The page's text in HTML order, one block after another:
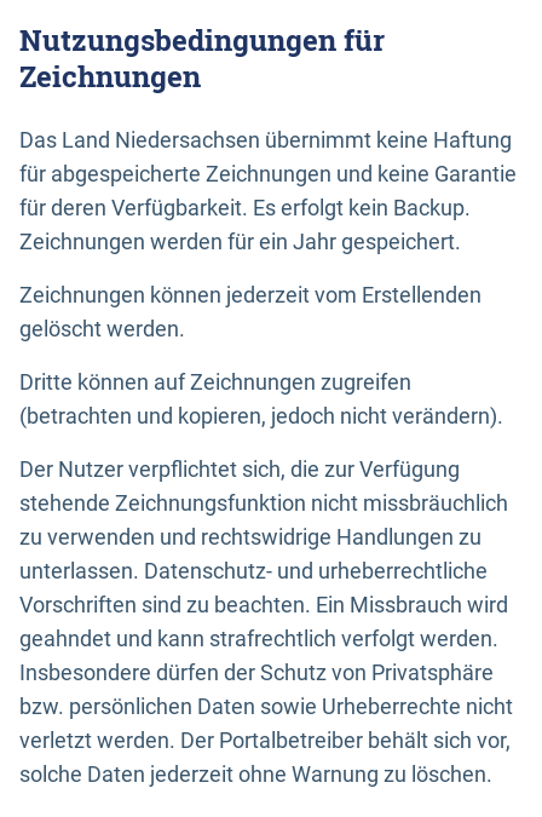
Nutzungsbedingungen für
Zeichnungen
Das Land Niedersachsen übernimmt keine Haftung
für abgespeicherte Zeichnungen und keine Garantie
für deren Verfügbarkeit. Es erfolgt kein Backup.
Zeichnungen werden für ein Jahr gespeichert.
Zeichnungen können jederzeit vom Erstellenden
gelöscht werden.
Dritte können auf Zeichnungen zugreifen
(betrachten und kopieren, jedoch nicht verändern).
Der Nutzer verpflichtet sich, die zur Verfügung
stehende Zeichnungsfunktion nicht missbräuchlich
zu verwenden und rechtswidrige Handlungen zu
unterlassen. Datenschutz- und urheberrechtliche
Vorschriften sind zu beachten. Ein Missbrauch wird
geahndet und kann strafrechtlich verfolgt werden.
Insbesondere dürfen der Schutz von Privatsphäre
bzw. persönlichen Daten sowie Urheberrechte nicht
verletzt werden. Der Portalbetreiber behält sich vor,
solche Daten jederzeit ohne Warnung zu löschen.